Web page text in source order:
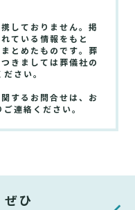
しておりません。掲
ている情報をもと
とめたものです。葬
きましては葬儀社の
さい。
するお問合せは、お
ご連絡ください。
ぜひ